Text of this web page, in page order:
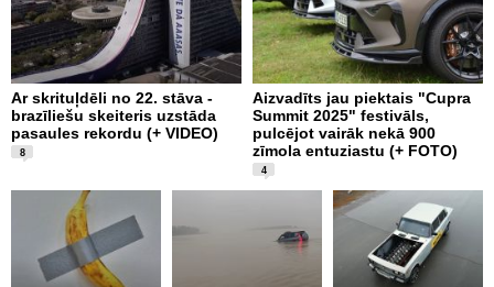
Ar skrituļdēli no 22. stāva -
brazīliešu skeiteris uzstāda
pasaules rekordu (+ VIDEO)
8
Aizvadīts jau piektais "Cupra
Summit 2025" festivāls,
pulcējot vairāk nekā 900
zīmola entuziastu (+ FOTO)
4